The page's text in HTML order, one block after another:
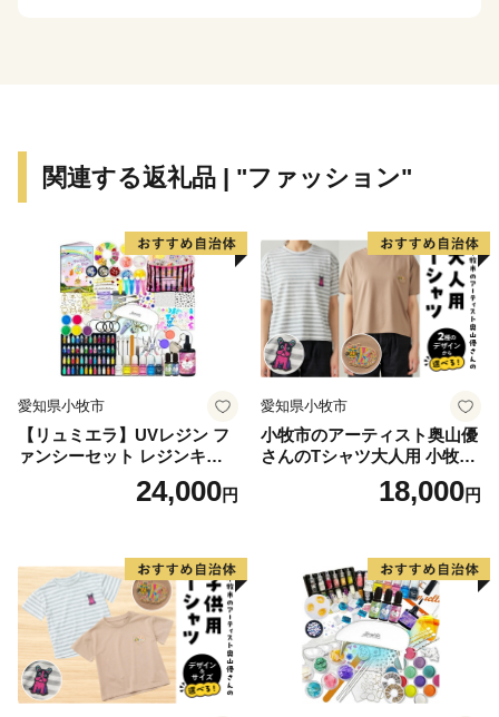
〇自然
もの魚が生息しています。
「魚のゆりかご」「天然の養殖場」とも称され、養殖業
も盛んです。
沖の島・鵜来島周辺は、磯釣りやダイビングのメッカと
しても人気を博しています。
森林率は約84％を誇り、全国のどこよりも桜の開花が早
いといわれるほど温暖です。
オクラ・ミョウガ・イチゴなどの農作物を栽培していま
特に文旦・小夏・直七といった柑橘類は、
全国有数の産地として各地に発信しています。
〇歴史と文化
国務大臣を歴任し宿毛の再開発にも尽力した「林有
造」、
関連する返礼品 | "ファッション"
愛知県小牧市
【リュミエラ】UVレジン フ
ァンシーセット レジンキッ
ト ハンドメイド レジンクラ
フト アクセサリーキット 手
24,000円
愛知県小牧市
小牧市のアーティスト奥山優
さんのTシャツ大人用 小牧市
18,000円